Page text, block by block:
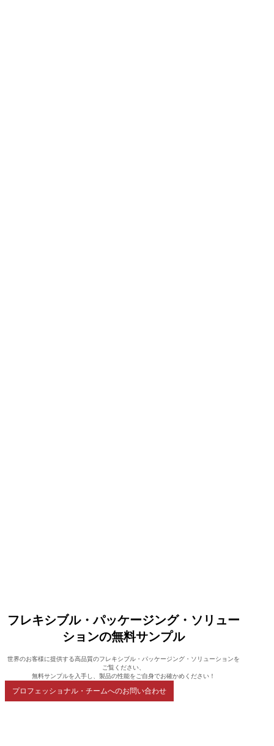
フレキシブル・パッケージング・ソリュー
ションの無料サンプル
世界のお客様に提供する高品質のフレキシブル・パッケージング・ソリューションを
ご覧ください、
無料サンプルを入手し、製品の性能をご自身でお確かめください！
プロフェッショナル・チームへのお問い合わせ